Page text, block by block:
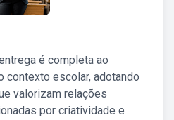
é completa ao
contexto escolar, adotando
valorizam relações
por criatividade e